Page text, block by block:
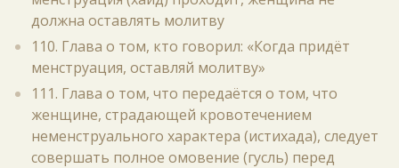
должна оставлять молитву
110. Глава о том, кто говорил: «Когда придёт
менструация, оставляй молитву»
111. Глава о том, что передаётся о том, что
женщине, страдающей кровотечением
неменструального характера (истихада), следует
совершать полное омовение (гусль) перед